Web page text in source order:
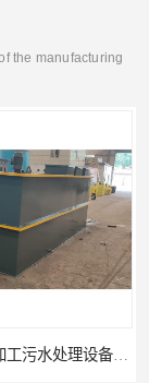
the manufacturing